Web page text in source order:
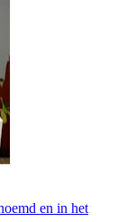
en in het